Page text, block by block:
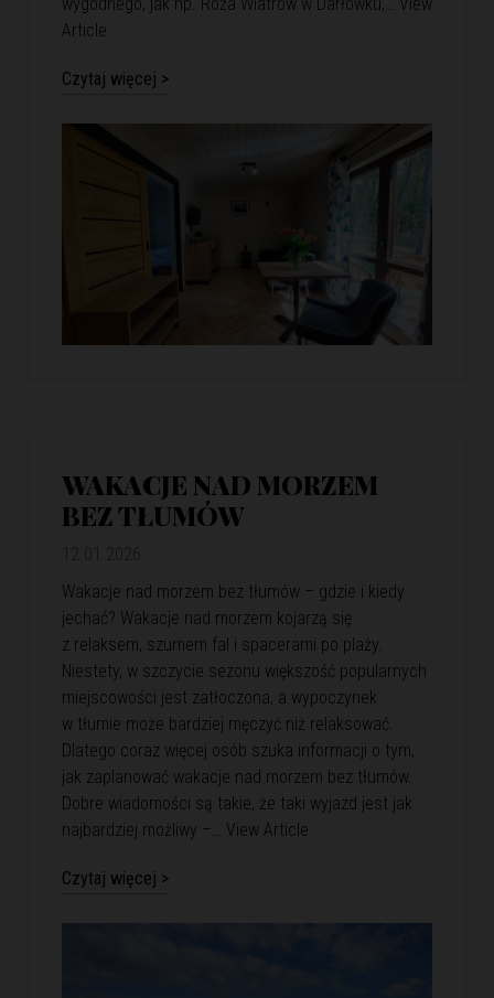
Article
Czytaj więcej >
WAKACJE NAD MORZEM
BEZ TŁUMÓW
Wakacje nad morzem bez tłumów – gdzie i kiedy
jechać? Wakacje nad morzem kojarzą się
z relaksem, szumem fal i spacerami po plaży.
Niestety, w szczycie sezonu większość popularnych
miejscowości jest zatłoczona, a wypoczynek
w tłumie może bardziej męczyć niż relaksować.
Dlatego coraz więcej osób szuka informacji o tym,
jak zaplanować wakacje nad morzem bez tłumów.
Dobre wiadomości są takie, że taki wyjazd jest jak
najbardziej możliwy –… View Article
Czytaj więcej >